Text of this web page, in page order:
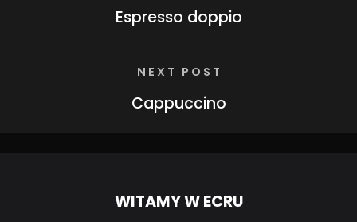
Espresso doppio
NEXT POST
Cappuccino
WITAMY W ECRU